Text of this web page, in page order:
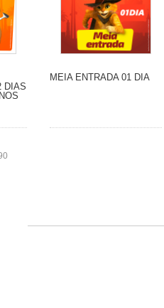
DIAS
MEIA ENTRADA 01 DIA